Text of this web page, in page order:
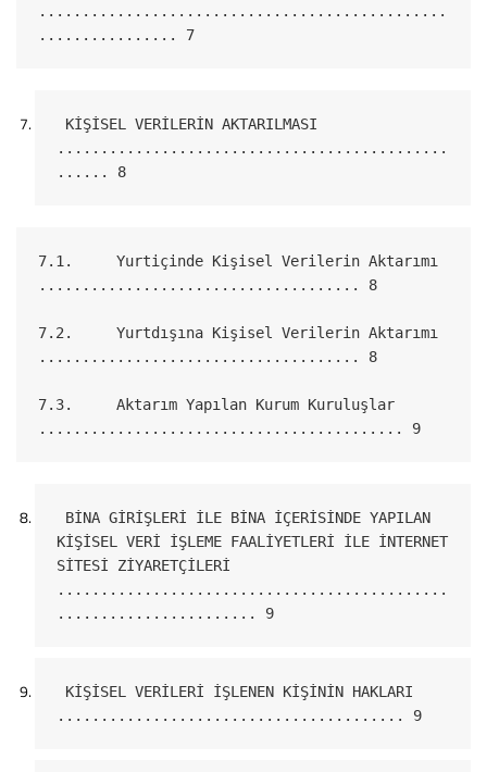
...............................................
................ 7
.............................................
...... 8
7.1.     Yurtiçinde Kişisel Verilerin Aktarımı
..................................... 8
7.2.     Yurtdışına Kişisel Verilerin Aktarımı
..................................... 8
7.3.     Aktarım Yapılan Kurum Kuruluşlar
.......................................... 9
KİŞİSEL VERİ İŞLEME FAALİYETLERİ İLE İNTERNET
SİTESİ ZİYARETÇİLERİ
.............................................
....................... 9
........................................ 9